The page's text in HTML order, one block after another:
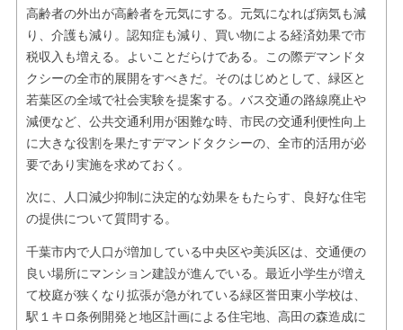
高齢者の外出が高齢者を元気にする。元気になれば病気も減
り、介護も減り。認知症も減り、買い物による経済効果で市
税収入も増える。よいことだらけである。この際デマンドタ
クシーの全市的展開をすべきだ。そのはじめとして、緑区と
若葉区の全域で社会実験を提案する。バス交通の路線廃止や
減便など、公共交通利用が困難な時、市民の交通利便性向上
に大きな役割を果たすデマンドタクシーの、全市的活用が必
要であり実施を求めておく。
次に、人口減少抑制に決定的な効果をもたらす、良好な住宅
の提供について質問する。
千葉市内で人口が増加している中央区や美浜区は、交通便の
良い場所にマンション建設が進んでいる。最近小学生が増え
て校庭が狭くなり拡張が急がれている緑区誉田東小学校は、
駅１キロ条例開発と地区計画による住宅地、高田の森造成に